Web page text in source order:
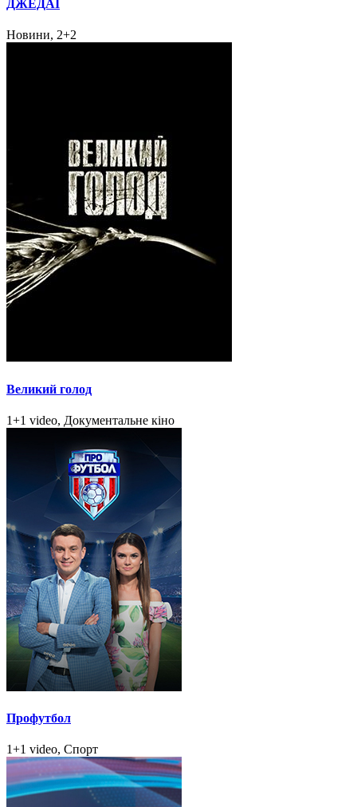
ДЖЕДАІ
Новини, 2+2
Великий голод
1+1 video, Документальне кіно
Профутбол
1+1 video, Спорт